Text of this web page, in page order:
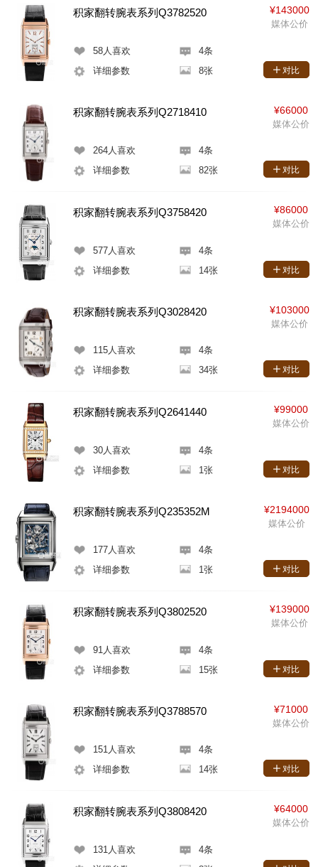
积家翻转腕表系列Q3782520
58人喜欢
4条
详细参数
8张
¥143000
媒体公价
对比
积家翻转腕表系列Q2718410
264人喜欢
4条
详细参数
82张
¥66000
媒体公价
对比
积家翻转腕表系列Q3758420
577人喜欢
4条
详细参数
14张
¥86000
媒体公价
对比
积家翻转腕表系列Q3028420
115人喜欢
4条
详细参数
34张
¥103000
媒体公价
对比
积家翻转腕表系列Q2641440
30人喜欢
4条
详细参数
1张
¥99000
媒体公价
对比
积家翻转腕表系列Q235352M
177人喜欢
4条
详细参数
1张
¥2194000
媒体公价
对比
积家翻转腕表系列Q3802520
91 人喜欢
4条
详细参数
15张
¥139000
媒体公价
对比
积家翻转腕表系列Q3788570
151人喜欢
4条
详细参数
14张
¥71000
媒体公价
对比
积家翻转腕表系列Q3808420
131 人喜欢
4条
¥64000
媒体公价